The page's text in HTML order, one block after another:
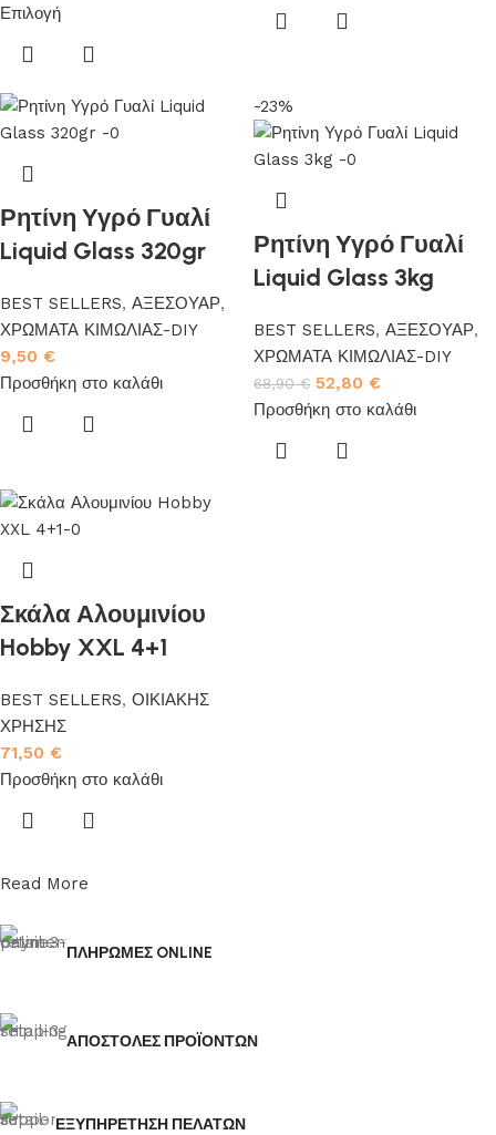
Επιλογή
Ρητίνη Υγρό Γυαλί
Liquid Glass 320gr
BEST SELLERS, ΑΞΕΣΟΥΑΡ,
ΧΡΩΜΑΤΑ ΚΙΜΩΛΙΑΣ-DIY
9,50 €
Προσθήκη στο καλάθι
-23%
Ρητίνη Υγρό Γυαλί
Liquid Glass 3kg
BEST SELLERS, ΑΞΕΣΟΥΑΡ,
ΧΡΩΜΑΤΑ ΚΙΜΩΛΙΑΣ-DIY
68,90€ 52,80 €
Προσθήκη στο καλάθι
Σκάλα Αλουμινίου
Hobby XXL 4+1
BEST SELLERS, ΟΙΚΙΑΚΗΣ
ΧΡΗΣΗΣ
71,50 €
Προσθήκη στο καλάθι
Read More
ΠΛΗΡΩΜΕΣ ONLINE
ΑΠΟΣΤΟΛΕΣ ΠΡΟΪΟΝΤΩΝ
ΕΞΥΠΗΡΕΤΗΣΗ ΠΕΛΑΤΩΝ